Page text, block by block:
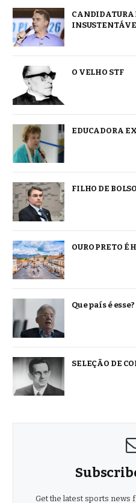
CANDIDATURA
O VELHO STF
EDUCADORA
FILHO DE
OURO PRETO É
Que país é esse?
SELEÇÃO DE
Get the latest sports news